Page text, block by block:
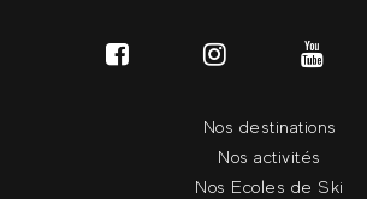
Nos destinations
Nos activités
Nos Ecoles de Ski